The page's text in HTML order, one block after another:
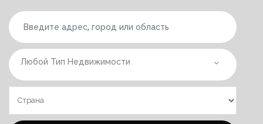
Любой Тип Недвижимости